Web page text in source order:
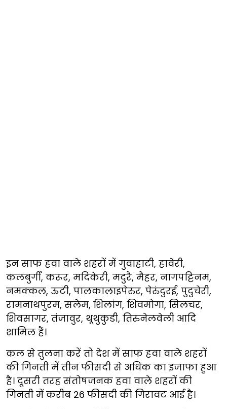
इन साफ हवा वाले शहरों में गुवाहाटी, हावेरी,
कलबुर्गी, करूर, मदिकेरी, मदुरै, मैहर, नागपट्टिनम,
नमक्कल, ऊटी, पालकालाइपेरुर, पेरुंदुरई, पुदुचेरी,
रामनाथपुरम, सलेम, शिलांग, शिवमोगा, सिलचर,
शिवसागर, तंजावुर, थूथुकुडी, तिरुनेलवेली आदि
शामिल हैं।
कल से तुलना करें तो देश में साफ हवा वाले शहरों
की गिनती में तीन फीसदी से अधिक का इजाफा हुआ
है। दूसरी तरह संतोषजनक हवा वाले शहरों की
गिनती में करीब 26 फीसदी की गिरावट आई है।